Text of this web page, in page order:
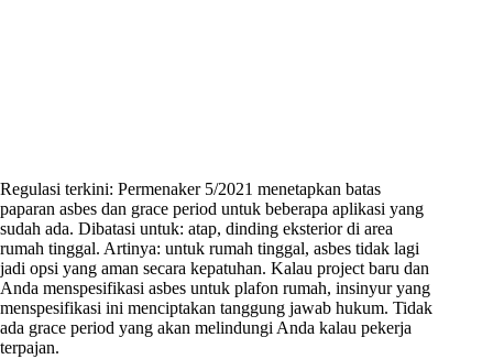
Regulasi terkini: Permenaker 5/2021 menetapkan batas
paparan asbes dan grace period untuk beberapa aplikasi yang
sudah ada. Dibatasi untuk: atap, dinding eksterior di area
rumah tinggal. Artinya: untuk rumah tinggal, asbes tidak lagi
jadi opsi yang aman secara kepatuhan. Kalau project baru dan
Anda menspesifikasi asbes untuk plafon rumah, insinyur yang
menspesifikasi ini menciptakan tanggung jawab hukum. Tidak
ada grace period yang akan melindungi Anda kalau pekerja
terpajan.